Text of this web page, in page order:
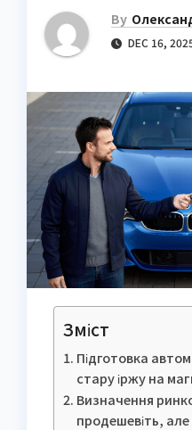
By
DEC 16,
Зміст
Підготовка
стару іржу на
Визначення
продешевіть,